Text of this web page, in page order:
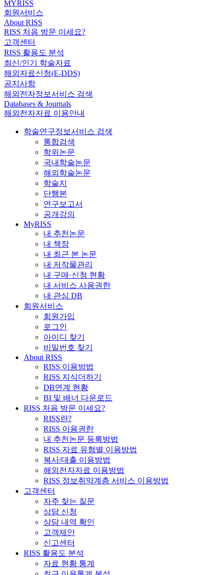
MYRISS
회원서비스
About RISS
RISS 처음 방문 이세요?
고객센터
RISS 활용도 분석
최신/인기 학술자료
해외자료신청(E-DDS)
공지사항
해외전자정보서비스 검색
Databases & Journals
해외전자자료 이용안내
학술연구정보서비스 검색
통합검색
학위논문
국내학술논문
해외학술논문
학술지
단행본
연구보고서
공개강의
MyRISS
내 추천논문
내 책장
내 최근 본 논문
내 저작물관리
내 구매·신청 현황
내 서비스 사용권한
내 관심 DB
회원서비스
회원가입
로그인
아이디 찾기
비밀번호 찾기
About RISS
RISS 이용방법
RISS 지식더하기
DB연계 현황
BI 및 배너 다운로드
RISS 처음 방문 이세요?
RISS란?
RISS 이용권한
내 추천논문 등록방법
RISS 자료 유형별 이용방법
복사/대출 이용방법
해외전자자료 이용방법
RISS 정보취약계층 서비스 이용방법
고객센터
자주 찾는 질문
상담 신청
상담 내역 확인
고객제안
신고센터
RISS 활용도 분석
자료 현황 통계